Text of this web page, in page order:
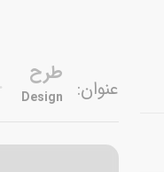
عنوان:
طرح
Design